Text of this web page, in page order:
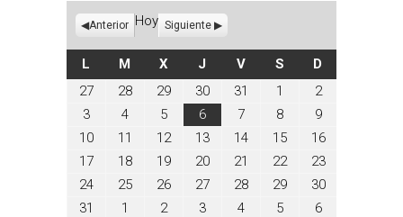
Anterior Hoy Siguiente
L LUNES
M MARTES
XMIÉRCOLES
J JUEVES
VVIERNES
SSÁBADO
D
27julio
28julio
29julio
29,
30julio
30,
31 1
agosto
2026
2agosto
2,
2026
3agosto
3,
2026
4agosto
4,
2026
5agosto
5,
2026
6agosto
6,
2026
7agosto
7,
2026
8agosto
8,
2026
9agosto
9,
2026
10agosto
10,
11
agosto
2026
12agosto
2026
13agosto
2026
14agosto
2026
15agosto
2026
16agosto
2026
17agosto
2026
18agosto
18,
2026
19agosto
2026
20agosto
20,
2026
21
agosto
2026
22agosto
2026
23agosto
23,
2026
24agosto
25agosto
26agosto
27agosto
28agosto
29agosto
30agosto
31
agosto
1
septiembre
2septiembre
3septiembre
4septiembre
5septiembre
6septiembre